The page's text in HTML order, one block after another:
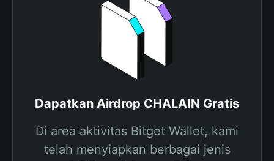
Dapatkan Airdrop CHALAIN Gratis
Di area aktivitas Bitget Wallet, kami
telah menyiapkan berbagai jenis